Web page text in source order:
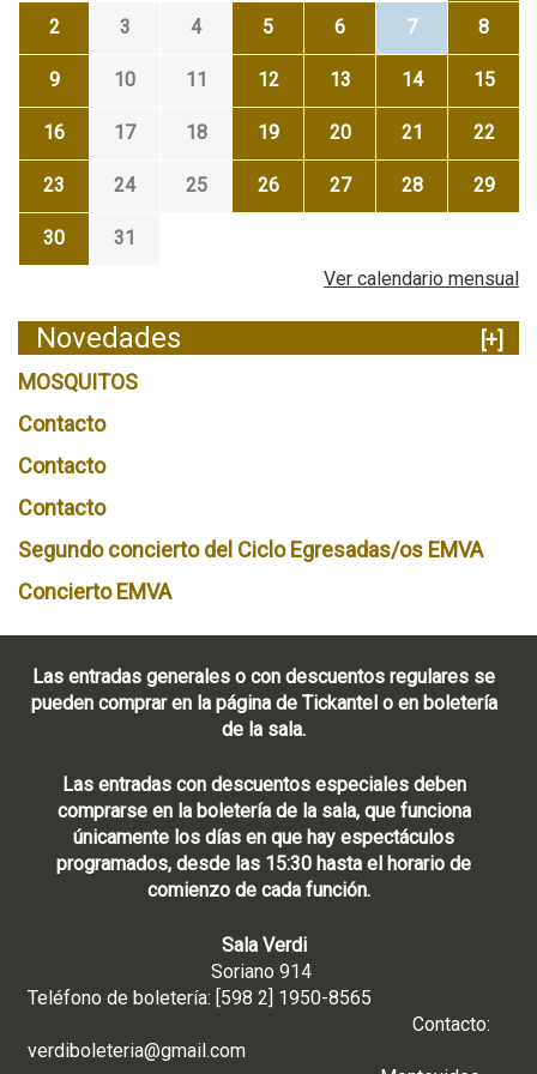
2 3 4 5 6 7 8
9 10 11 12 13 14 15
16 17 18 19 20 21 22
23 24 25 26 27 28 29
30
31
Ver calendario mensual
Novedades
[+]
MOSQUITOS
Contacto
Contacto
Contacto
Segundo concierto del Ciclo Egresadas/os EMVA
Concierto EMVA
Las entradas generales o con descuentos regulares se
pueden comprar en la página de Tickantel o en boletería
de la sala.
Las entradas con descuentos especiales deben
comprarse en la boletería de la sala, que funciona
únicamente los días en que hay espectáculos
programados, desde las 15:30 hasta el horario de
comienzo de cada función.
Sala Verdi
Soriano 914
Teléfono de boletería: [598 2] 1950-8565
Contacto:
verdiboleteria@gmail.com